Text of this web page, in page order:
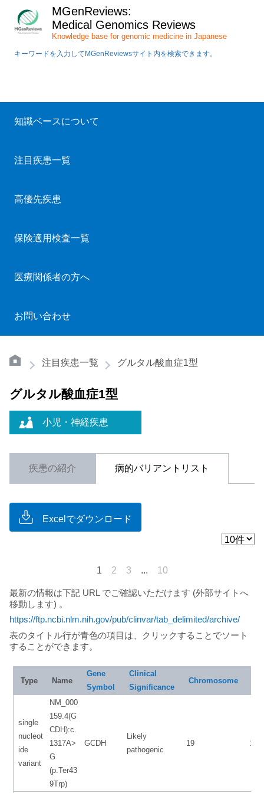
MGenReviews:
Medical Genomics Reviews
Knowledge base for genomic medicine in Japanese
キーワードを入力してMGenReviewsサイト内を検索できます。
知識ベースについて
注目疾患一覧
高優先疾患
保険適用検査一覧
医療関係者の方へ
お問い合わせ
注目疾患一覧 グルタル酸血症1型
グルタル酸血症1型
小児・神経疾患
疾患の紹介 病的バリアントリスト
Excelでダウンロード
1 2 3 ... 10
最新の情報は下記 URL でご確認いただけます (外部サイトへ
移動します) 。
https://ftp.ncbi.nlm.nih.gov/pub/clinvar/tab_delimited/archive/
表のタイトル行が青色の項目は、クリックすることでソート
することができます。
Type Name
Gene
Symbol
Clinical
Significance
Chromosome
single
nucleot
ide
variant
NM_000
159.4(G
CDH):c.
1317A>
G
(p.Ter43
9Trp)
GCDH
Likely
pathogenic
19